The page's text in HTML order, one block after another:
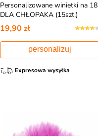
Personalizowane winietki na 18
DLA CHŁOPAKA (15szt.)
19,90 zł
personalizuj
Expresowa wysyłka